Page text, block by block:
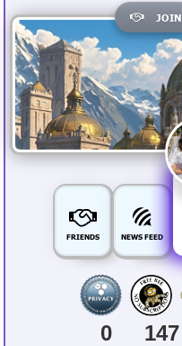
JOIN
FRIENDS NEWS FEED
0 147